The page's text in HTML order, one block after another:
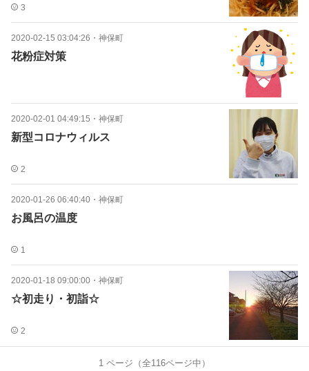
3
2020-02-15 03:04:26 ・ 神保町
花粉症対策
2020-02-01 04:49:15 ・ 神保町
新型コロナウィルス
2
2020-01-26 06:40:40 ・ 神保町
お風呂の温度
1
2020-01-18 09:00:00 ・ 神保町
☆初走り・初詣☆
2
1 ページ（全116ページ中）